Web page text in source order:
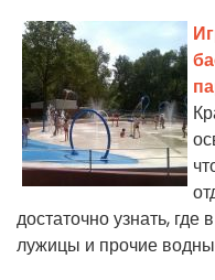
достаточно узнать, где
лужицы и прочие